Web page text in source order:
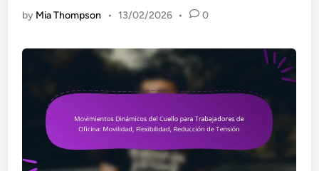
by Mia Thompson • 13/02/2026 • 0